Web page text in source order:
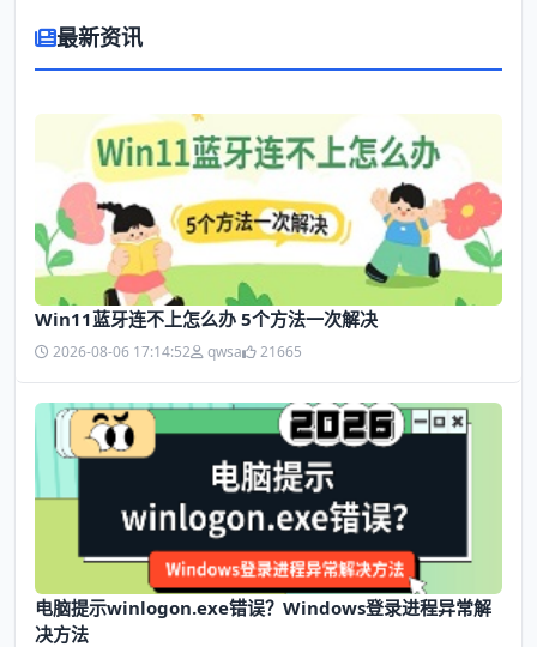
最新资讯
Win11蓝牙连不上怎么办 5个方法一次解决
2026-08-06 17:14:52 qwsa 21665
电脑提示winlogon.exe错误？Windows登录进程异常解
决方法